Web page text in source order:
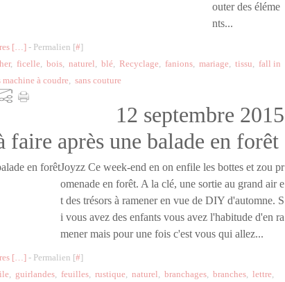
outer des éléme
nts...
[…] - Permalien [#]
, ficelle, bois, naturel, blé, Recyclage, fanions, mariage, tissu, fall in
machine à coudre, sans couture
12 septembre 2015
faire après une balade en forêt
Joyzz Ce week-end en on enfile les bottes et zou pr
omenade en forêt. A la clé, une sortie au grand air e
t des trésors à ramener en vue de DIY d'automne. S
i vous avez des enfants vous avez l'habitude d'en ra
mener mais pour une fois c'est vous qui allez...
[…] - Permalien [#]
, guirlandes, feuilles, rustique, naturel, branchages, branches, lettre,